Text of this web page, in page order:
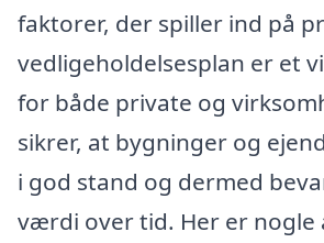
faktorer, der spiller ind på
vedligeholdelsesplan er et
for både private og
sikrer, at bygninger og
i god stand og dermed
værdi over tid. Her er nogle